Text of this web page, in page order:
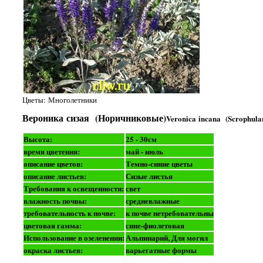
Цветы: Многолетники
Вероника сизая (Норичниковые)Veronica incana
Высота:
25 - 30см
время цветения:
май - июль
описание цветов:
Темно-синие цветы
описание листьев:
Сизые листья
Требования к освещенности: свет
влажность почвы:
средневлажные
требовательность к почве:
к почве нетребовательны
цветовая гамма:
сине-фиолетовая
Использование в озеленении:Альпинарий, Для могил
окраска листьев:
варьегатные формы